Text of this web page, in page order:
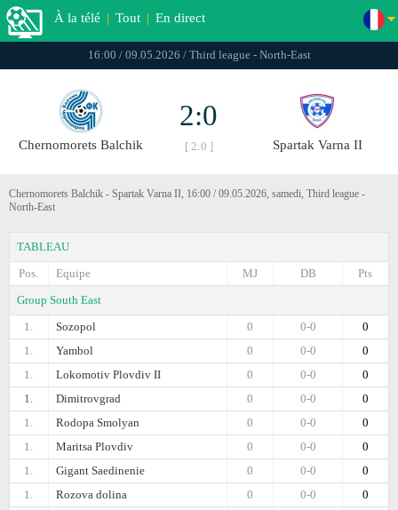
À la télé | Tout | En direct
16:00 / 09.05.2026 / Third league - North-East
Chernomorets Balchik
2:0
[ 2:0 ] Spartak Varna II
Chernomorets Balchik - Spartak Varna II, 16:00 / 09.05.2026, samedi, Third league -
North-East
TABLEAU
Pos.
Equipe Pts
DB
MJ
Group South East
1.
Sozopol 0
0-0
0
1.
Yambol 0
0-0
0
1.
Lokomotiv Plovdiv II 0
0-0
0
1.
Dimitrovgrad 0
0-0
0
1.
Rodopa Smolyan 0
0-0
0
1.
Maritsa Plovdiv 0
0-0
0
1.
Gigant Saedinenie 0
0-0
0
1.
Rozova dolina 0
0-0
0